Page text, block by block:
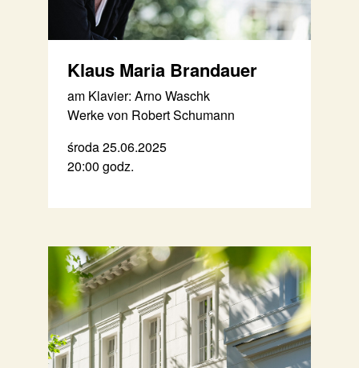
Klaus Maria Brandauer
am Klavier: Arno Waschk
Werke von Robert Schumann
środa 25.06.2025
20:00 godz.